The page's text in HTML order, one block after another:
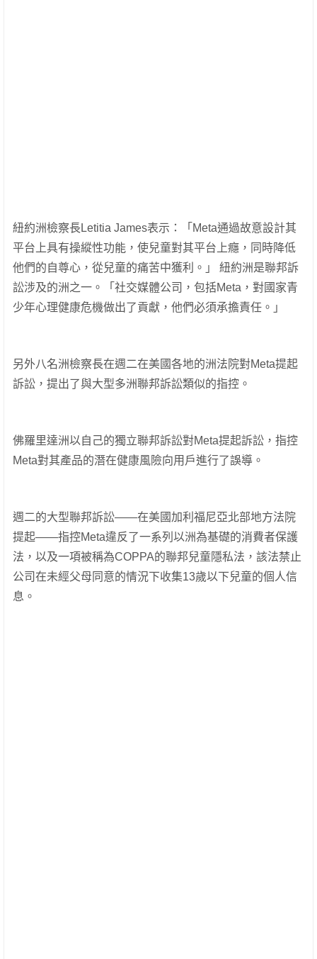
紐約洲檢察長Letitia James表示：「Meta通過故意設計其
平台上具有操縱性功能，使兒童對其平台上癮，同時降低
他們的自尊心，從兒童的痛苦中獲利。」 紐約洲是聯邦訴
訟涉及的洲之一。「社交媒體公司，包括Meta，對國家青
少年心理健康危機做出了貢獻，他們必須承擔責任。」
另外八名洲檢察長在週二在美國各地的洲法院對Meta提起
訴訟，提出了與大型多洲聯邦訴訟類似的指控。
佛羅里達洲以自己的獨立聯邦訴訟對Meta提起訴訟，指控
Meta對其產品的潛在健康風險向用戶進行了誤導。
週二的大型聯邦訴訟——在美國加利福尼亞北部地方法院
提起——指控Meta違反了一系列以洲為基礎的消費者保護
法，以及一項被稱為COPPA的聯邦兒童隱私法，該法禁止
公司在未經父母同意的情況下收集13歲以下兒童的個人信
息。